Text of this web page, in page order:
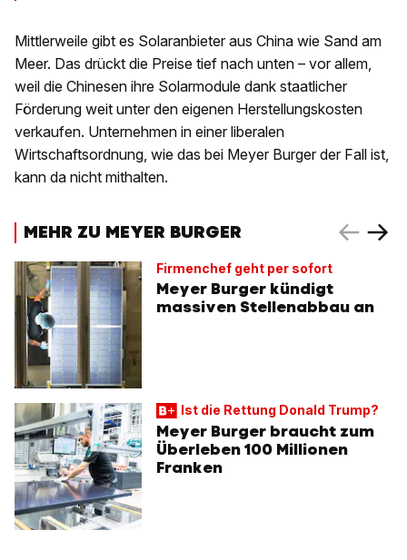
Mittlerweile gibt es Solaranbieter aus China wie Sand am
Meer. Das drückt die Preise tief nach unten – vor allem,
weil die Chinesen ihre Solarmodule dank staatlicher
Förderung weit unter den eigenen Herstellungskosten
verkaufen. Unternehmen in einer liberalen
Wirtschaftsordnung, wie das bei Meyer Burger der Fall ist,
kann da nicht mithalten.
MEHR ZU MEYER BURGER
Firmenchef geht per sofort
Meyer Burger kündigt
massiven Stellenabbau an
Ist die Rettung Donald Trump?
Meyer Burger braucht zum
Überleben 100 Millionen
Franken